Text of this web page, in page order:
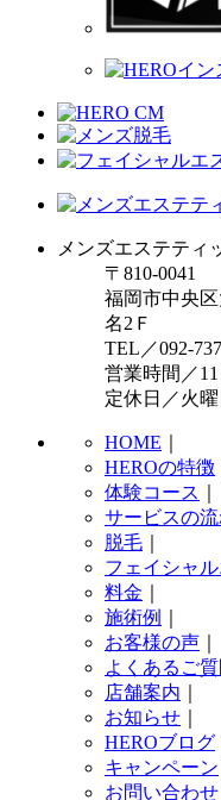
メンズエステティ
〒810-0041
福岡市中央
名2Ｆ
TEL／092-
営業時間／11
定休日／火
HOME
HEROの特徴
体験コース
サービスの
脱毛
フェイシャ
料金
施術例
お客様の声
よくあるご質
店舗案内
お知らせ
HEROブログ
キャンペーン
お問い合わせ